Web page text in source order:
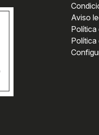
Aviso
Política
Política